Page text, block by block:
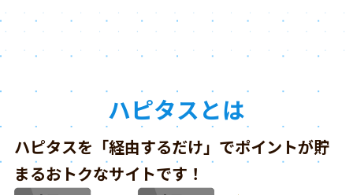
ハピタスとは
ハピタスを「経由するだけ」でポイントが貯
まるおトクなサイトです！